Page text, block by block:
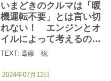
いまどきのクルマは「暖
機運転不要」とは言い切
れない！ エンジンとオ
イルによって考えるのが
正解だった
TEXT: 斎藤 聡
2024年07月12日